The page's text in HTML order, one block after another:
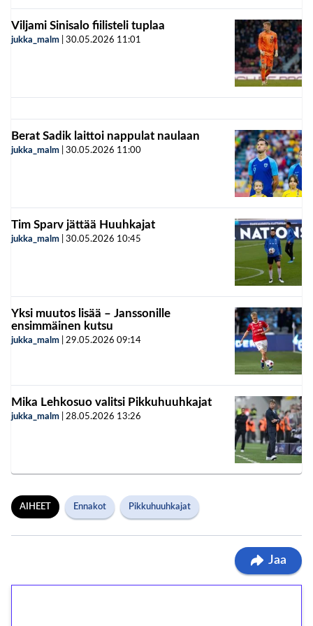
Viljami Sinisalo fiilisteli tuplaa
jukka_malm 30.05.2026 11:01
Berat Sadik laittoi nappulat naulaan
jukka_malm 30.05.2026 11:00
Tim Sparv jättää Huuhkajat
jukka_malm 30.05.2026 10:45
Yksi muutos lisää – Janssonille
ensimmäinen kutsu
jukka_malm 29.05.2026 09:14
Mika Lehkosuo valitsi Pikkuhuuhkajat
jukka_malm 28.05.2026 13:26
AIHEET Ennakot Pikkuhuuhkajat
Jaa